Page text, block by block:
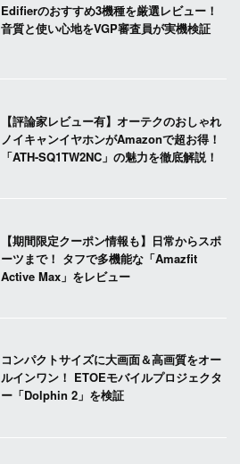
Edifierのおすすめ3機種を厳選レビュー！
音質と使い心地をVGP審査員が実機検証
【評論家レビュー有】オーテクのおしゃれ
ノイキャンイヤホンがAmazonで超お得！
「ATH-SQ1TW2NC」の魅力を徹底解説！
【期間限定クーポン情報も】日常からスポ
ーツまで！ タフで多機能な「Amazfit
Active Max」をレビュー
コンパクトサイズに大画面＆高画質をオー
ルインワン！ ETOEモバイルプロジェクタ
ー「Dolphin 2」を検証